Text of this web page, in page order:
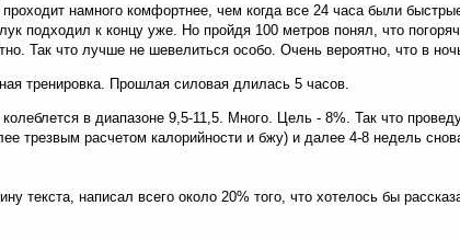
намного комфортнее, чем когда все 24 часа были
подходил к концу уже. Но пройдя 100 метров понял, что
Так что лучше не шевелиться особо. Очень вероятно, что в
тренировка. Прошлая силовая длилась 5 часов.
в диапазоне 9,5-11,5. Много. Цель - 8%. Так что
трезвым расчетом калорийности и бжу) и далее 4-8 недель
текста, написал всего около 20% того, что хотелось бы